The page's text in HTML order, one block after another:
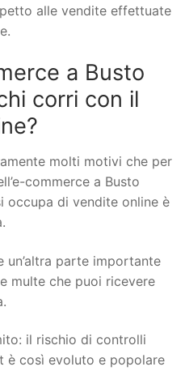
alle vendite effettuate
a Busto
corri con il
molti motivi che per
commerce a Busto
occupa di vendite online è
parte importante
multe che puoi ricevere
il rischio di controlli
è così evoluto e popolare